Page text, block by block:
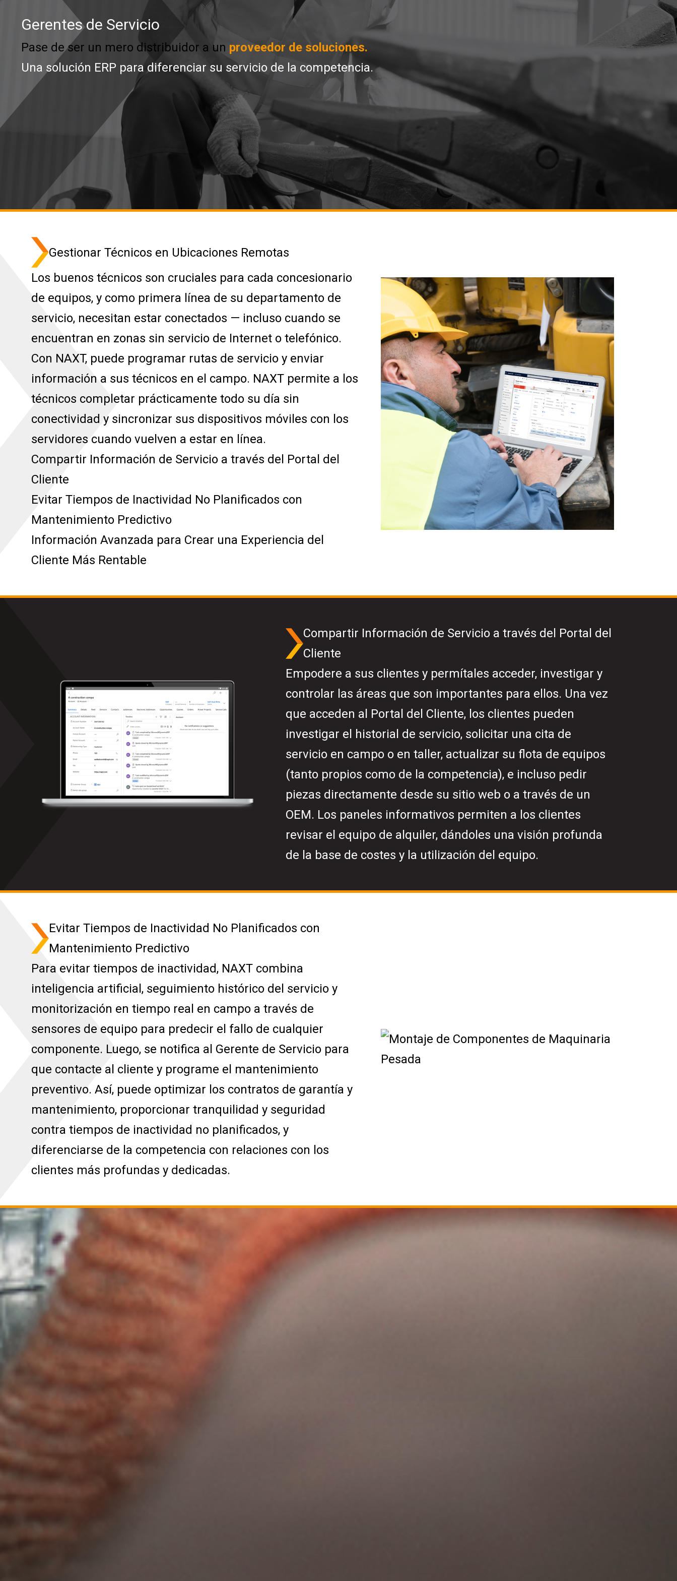
Gerentes de Servicio
Pase de ser un mero distribuidor a un proveedor de soluciones.
Una solución ERP para diferenciar su servicio de la competencia.
Gestionar Técnicos en Ubicaciones Remotas
Los buenos técnicos son cruciales para cada concesionario
de equipos, y como primera línea de su departamento de
servicio, necesitan estar conectados — incluso cuando se
encuentran en zonas sin servicio de Internet o telefónico.
Con NAXT, puede programar rutas de servicio y enviar
información a sus técnicos en el campo. NAXT permite a los
técnicos completar prácticamente todo su día sin
conectividad y sincronizar sus dispositivos móviles con los
servidores cuando vuelven a estar en línea.
Compartir Información de Servicio a través del Portal del
Cliente
Evitar Tiempos de Inactividad No Planificados con
Mantenimiento Predictivo
Información Avanzada para Crear una Experiencia del
Cliente Más Rentable
Compartir Información de Servicio a través del Portal del
Cliente
Empodere a sus clientes y permítales acceder, investigar y
controlar las áreas que son importantes para ellos. Una vez
que acceden al Portal del Cliente, los clientes pueden
investigar el historial de servicio, solicitar una cita de
servicio en campo o en taller, actualizar su flota de equipos
(tanto propios como de la competencia), e incluso pedir
piezas directamente desde su sitio web o a través de un
OEM. Los paneles informativos permiten a los clientes
revisar el equipo de alquiler, dándoles una visión profunda
de la base de costes y la utilización del equipo.
Evitar Tiempos de Inactividad No Planificados con
Mantenimiento Predictivo
Para evitar tiempos de inactividad, NAXT combina
inteligencia artificial, seguimiento histórico del servicio y
monitorización en tiempo real en campo a través de
sensores de equipo para predecir el fallo de cualquier
componente. Luego, se notifica al Gerente de Servicio para
que contacte al cliente y programe el mantenimiento
preventivo. Así, puede optimizar los contratos de garantía y
mantenimiento, proporcionar tranquilidad y seguridad
contra tiempos de inactividad no planificados, y
diferenciarse de la competencia con relaciones con los
clientes más profundas y dedicadas.